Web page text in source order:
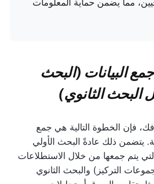
مما يضمن حماية المعلومات
2: جمع البيانات (البحث
البحث الثانوي)
فإن الخطوة التالية هي جمع
يتضمن ذلك عادةً البحث الأولي
التي يتم جمعها من خلال الاستطلاعات
التركيز) والبحث الثانوي